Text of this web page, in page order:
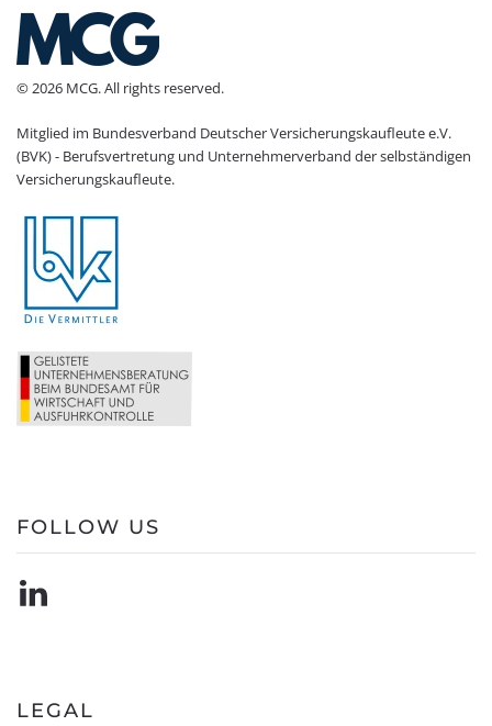
© 2026 MCG. All rights reserved.
Mitglied im Bundesverband Deutscher Versicherungs­kaufleute e.V.
(BVK) - Berufsvertretung und Unternehmerverband der selbständigen
Versicherungskaufleute.
FOLLOW US
LEGAL